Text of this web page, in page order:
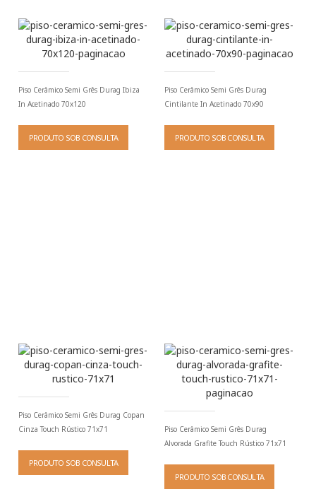
Piso Cerâmico Semi Grês Durag Ibiza
In Acetinado 70x120
PRODUTO SOB CONSULTA
Piso Cerâmico Semi Grês Durag
Cintilante In Acetinado 70x90
PRODUTO SOB CONSULTA
Piso Cerâmico Semi Grês Durag Copan
Cinza Touch Rústico 71x71
PRODUTO SOB CONSULTA
Piso Cerâmico Semi Grês Durag
Alvorada Grafite Touch Rústico 71x71
PRODUTO SOB CONSULTA